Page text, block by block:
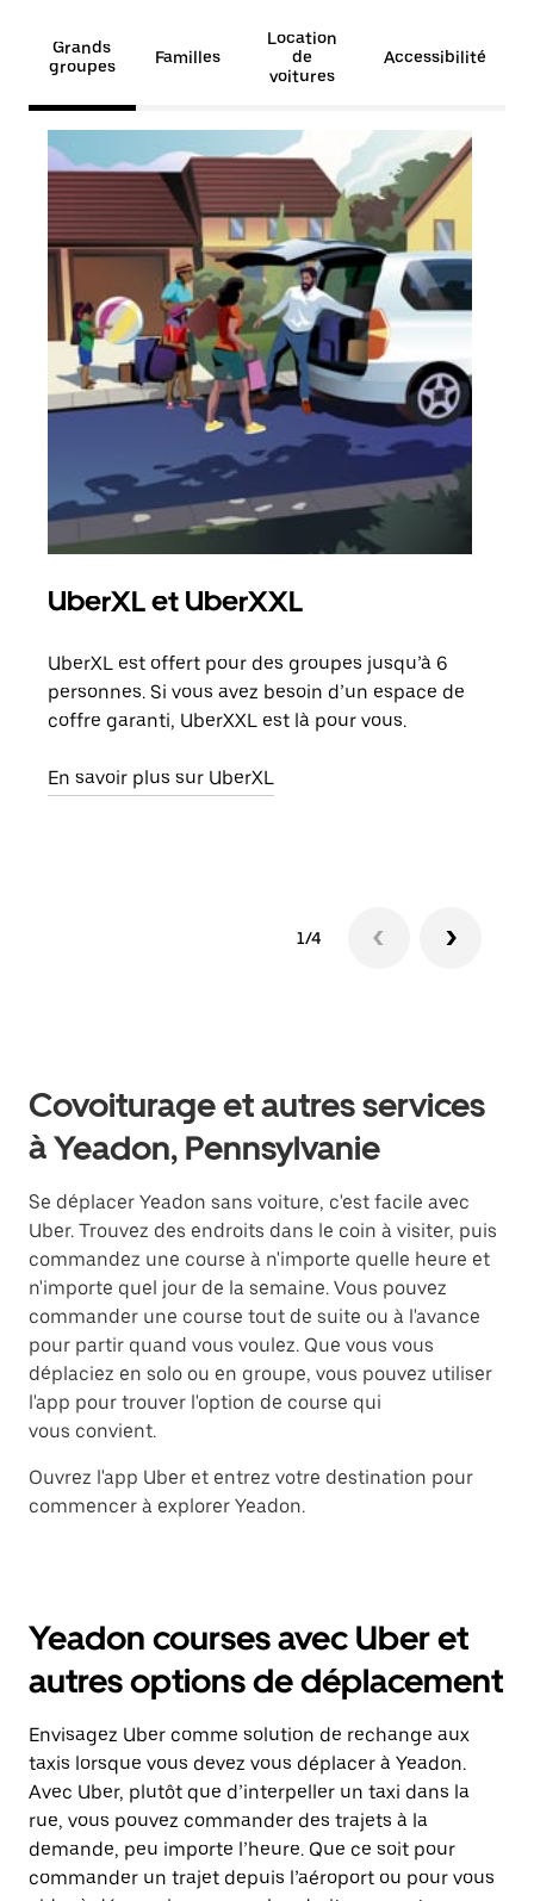
Grands
groupes
Familles
Location
de
voitures
Accessibilité
UberXL et UberXXL
UberXL est offert pour des groupes jusqu’à 6
personnes. Si vous avez besoin d’un espace de
coffre garanti, UberXXL est là pour vous.
En savoir plus sur UberXL
1/4
Covoiturage et autres services
à Yeadon, Pennsylvanie
Se déplacer Yeadon sans voiture, c'est facile avec
Uber. Trouvez des endroits dans le coin à visiter, puis
commandez une course à n'importe quelle heure et
n'importe quel jour de la semaine. Vous pouvez
commander une course tout de suite ou à l'avance
pour partir quand vous voulez. Que vous vous
déplaciez en solo ou en groupe, vous pouvez utiliser
l'app pour trouver l'option de course qui
vous convient.
Ouvrez l'app Uber et entrez votre destination pour
commencer à explorer Yeadon.
Yeadon courses avec Uber et
autres options de déplacement
Envisagez Uber comme solution de rechange aux
taxis lorsque vous devez vous déplacer à Yeadon.
Avec Uber, plutôt que d’interpeller un taxi dans la
rue, vous pouvez commander des trajets à la
demande, peu importe l’heure. Que ce soit pour
commander un trajet depuis l’aéroport ou pour vous